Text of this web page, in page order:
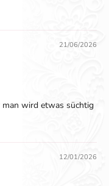
21/06/2026
man wird etwas süchtig
12/01/2026